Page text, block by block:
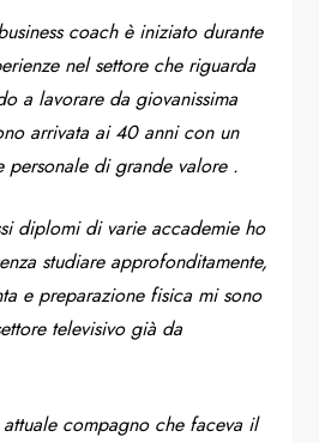
coach è iniziato durante
nel settore che riguarda
a lavorare da giovanissima
arrivata ai 40 anni con un
di grande valore .
diplomi di varie accademie ho
studiare approfonditamente,
e preparazione fisica mi sono
televisivo già da
compagno che faceva il